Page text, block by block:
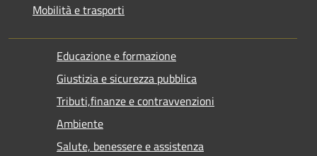
Mobilità e trasporti
Educazione e formazione
Giustizia e sicurezza pubblica
Tributi,finanze e contravvenzioni
Ambiente
Salute, benessere e assistenza